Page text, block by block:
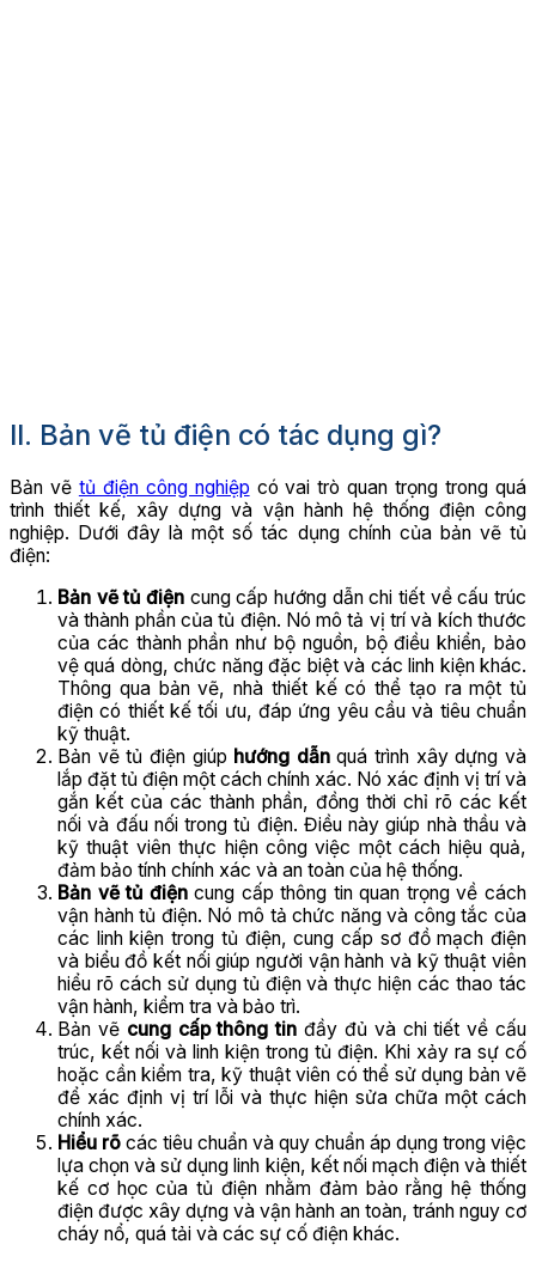
II. Bản vẽ tủ điện có tác dụng gì?
Bản vẽ tủ điện công nghiệp có vai trò quan trọng trong quá
trình thiết kế, xây dựng và vận hành hệ thống điện công
nghiệp. Dưới đây là một số tác dụng chính của bản vẽ tủ
điện:
Bản vẽ tủ điện cung cấp hướng dẫn chi tiết về cấu trúc
và thành phần của tủ điện. Nó mô tả vị trí và kích thước
của các thành phần như bộ nguồn, bộ điều khiển, bảo
vệ quá dòng, chức năng đặc biệt và các linh kiện khác.
Thông qua bản vẽ, nhà thiết kế có thể tạo ra một tủ
điện có thiết kế tối ưu, đáp ứng yêu cầu và tiêu chuẩn
kỹ thuật.
Bản vẽ tủ điện giúp hướng dẫnquá trình xây dựng và
lắp đặt tủ điện một cách chính xác. Nó xác định vị trí và
gắn kết của các thành phần, đồng thời chỉ rõ các kết
nối và đấu nối trong tủ điện. Điều này giúp nhà thầu và
kỹ thuật viên thực hiện công việc một cách hiệu quả,
đảm bảo tính chính xác và an toàn của hệ thống.
Bản vẽ tủ điệncung cấp thông tin quan trọng về cách
vận hành tủ điện. Nó mô tả chức năng và công tắc của
các linh kiện trong tủ điện, cung cấp sơ đồ mạch điện
và biểu đồ kết nối giúp người vận hành và kỹ thuật viên
hiểu rõ cách sử dụng tủ điện và thực hiện các thao tác
vận hành, kiểm tra và bảo trì.
Bản vẽ cung cấp thông tin đầy đủ và chi tiết về cấu
trúc, kết nối và linh kiện trong tủ điện. Khi xảy ra sự cố
hoặc cần kiểm tra, kỹ thuật viên có thể sử dụng bản vẽ
để xác định vị trí lỗi và thực hiện sửa chữa một cách
chính xác.
Hiểu rõ các tiêu chuẩn và quy chuẩn áp dụng trong việc
lựa chọn và sử dụng linh kiện, kết nối mạch điện và thiết
kế cơ học của tủ điện nhằm đảm bảo rằng hệ thống
điện được xây dựng và vận hành an toàn, tránh nguy cơ
cháy nổ, quá tải và các sự cố điện khác.